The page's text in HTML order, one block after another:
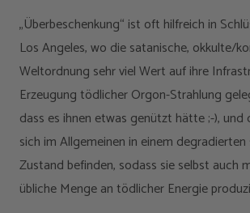
„Überbeschenkung“ ist oft hilfreich in
Los Angeles, wo die satanische, okkulte/
Weltordnung sehr viel Wert auf ihre
Erzeugung tödlicher Orgon-Strahlung
dass es ihnen etwas genützt hätte ;-), und
sich im Allgemeinen in einem degradierten
Zustand befinden, sodass sie selbst auch
übliche Menge an tödlicher Energie